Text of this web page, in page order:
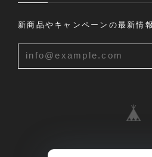
新商品やキャンペーンの最新情